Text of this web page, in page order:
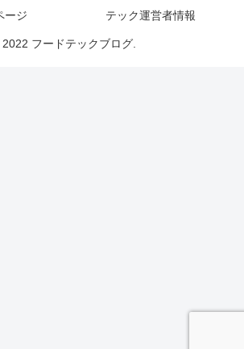
ージ
テック運営者情報
フードテックブログ.